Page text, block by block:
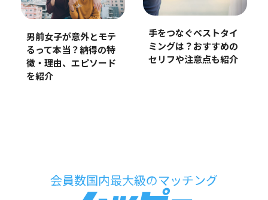
男前女子が意外とモテ
るって本当？納得の特
徴・理由、エピソード
を紹介
手をつなぐベストタイ
ミングは？おすすめの
セリフや注意点も紹介